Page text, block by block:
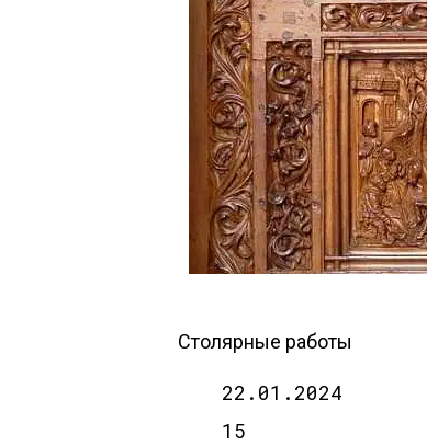
Столярные работы
22.01.2024
15